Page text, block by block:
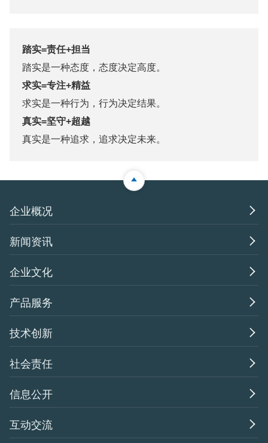
踏实=责任+担当
踏实是一种态度，态度决定高度。
求实=专注+精益
求实是一种行为，行为决定结果。
真实=坚守+超越
真实是一种追求，追求决定未来。
企业概况 
新闻资讯 
企业文化 
产品服务 
技术创新 
社会责任 
信息公开 
互动交流 